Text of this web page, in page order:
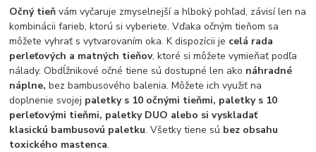
Očný tieň vám vyčaruje zmyselnejší a hlboký pohľad, závisí len na
kombinácii farieb, ktorú si vyberiete. Vďaka očným tieňom sa
môžete vyhrať s vytvarovaním oka. K dispozícii je celá rada
perleťových a matných tieňov, ktoré si môžete vymieňať podľa
nálady. Obdĺžnikové očné tiene sú dostupné len ako náhradné
náplne,bez bambusového balenia. Môžete ich využiť na
doplnenie svojej paletky s 10 očnými tieňmi, paletky s 10
perleťovými tieňmi, paletky DUO alebo si vyskladať
klasickú bambusovú paletku. Všetky tiene sú bez obsahu
toxického mastenca.